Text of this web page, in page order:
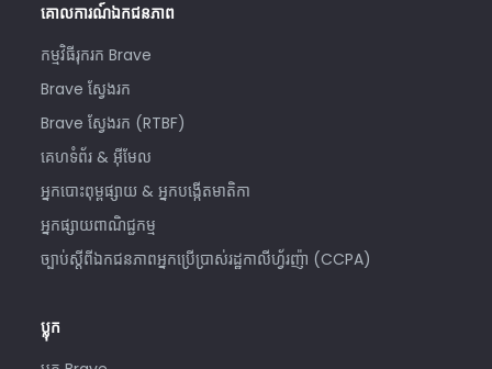
គោលការណ៍ឯកជនភាព
កម្មវិធីរុករក Brave
Brave ស្វែងរក
Brave ស្វែងរក (RTBF)
គេហទំព័រ & អ៊ីមែល
អ្នកបោះពុម្ពផ្សាយ & អ្នកបង្កើតមាតិកា
អ្នកផ្សាយពាណិជ្ជកម្ម
ច្បាប់ស្តីពីឯកជនភាពអ្នកប្រើប្រាស់រដ្ឋកាលីហ្វ័រញ៉ា (CCPA)
ប្លុក